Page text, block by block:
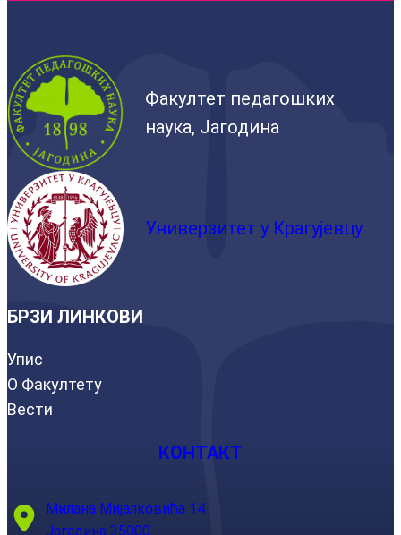
Факултет педагошких
наука, Јагодина
Универзитет у Крагујевцу
БРЗИ ЛИНКОВИ
Упис
О Факултету
Вести
КОНТАКТ
Милана Мијалковића 14
Јагодина 35000